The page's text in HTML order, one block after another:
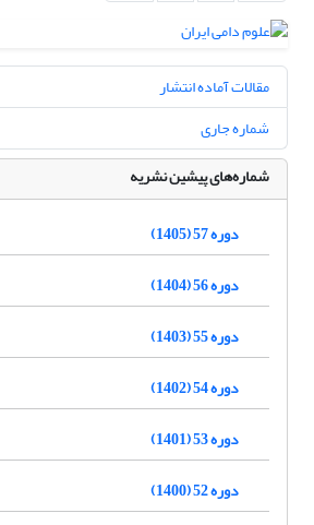
مقالات آماده انتشار
شماره جاری
شماره‌های پیشین نشریه
دوره 57 (1405)
دوره 56 (1404)
دوره 55 (1403)
دوره 54 (1402)
دوره 53 (1401)
دوره 52 (1400)